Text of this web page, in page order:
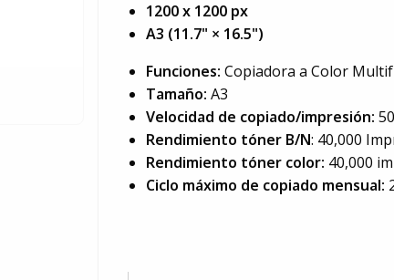
1200 x 1200 px
A3 (11.7" × 16.5")
Funciones: Copiadora a Color
Tamaño: A3
Velocidad de copiado/impresión:
Rendimiento tóner B/N: 40,000
Rendimiento tóner color: 40,000
Ciclo máximo de copiado mensual: